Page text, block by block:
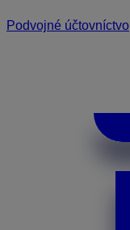
Podvojné účtovníctvo